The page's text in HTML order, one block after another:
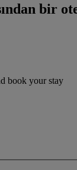
bir
book your stay